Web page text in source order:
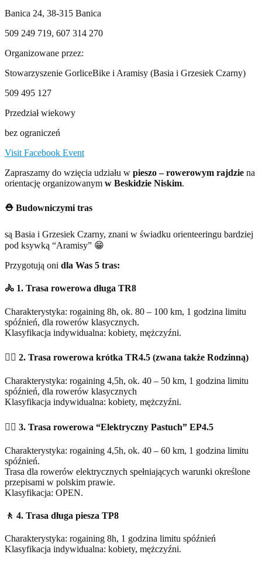
Banica 24, 38-315 Banica
509 249 719, 607 314 270
Organizowane przez:
Stowarzyszenie GorliceBike i Aramisy (Basia i Grzesiek Czarny)
509 495 127
Przedział wiekowy
bez ograniczeń
Visit Facebook Event
Zapraszamy do wzięcia udziału w pieszo – rowerowym rajdzie na
orientację organizowanym w Beskidzie Niskim.
⛑ Budowniczymi tras
są Basia i Grzesiek Czarny, znani w świadku orienteeringu bardziej
pod ksywką “Aramisy” 😁
Przygotują oni dla Was 5 tras:
🚴 1. Trasa rowerowa długa TR8
Charakterystyka: rogaining 8h, ok. 80 – 100 km, 1 godzina limitu
spóźnień, dla rowerów klasycznych.
Klasyfikacja indywidualna: kobiety, mężczyźni.
🚴‍♀️ 2. Trasa rowerowa krótka TR4.5 (zwana także Rodzinną)
Charakterystyka: rogaining 4,5h, ok. 40 – 50 km, 1 godzina limitu
spóźnień, dla rowerów klasycznych
Klasyfikacja indywidualna: kobiety, mężczyźni.
🚴‍♂️ 3. Trasa rowerowa “Elektryczny Pastuch” EP4.5
Charakterystyka: rogaining 4,5h, ok. 40 – 60 km, 1 godzina limitu
spóźnień.
Trasa dla rowerów elektrycznych spełniających warunki określone
przepisami w polskim prawie.
Klasyfikacja: OPEN.
🚶 4. Trasa długa piesza TP8
Charakterystyka: rogaining 8h, 1 godzina limitu spóźnień
Klasyfikacja indywidualna: kobiety, mężczyźni.